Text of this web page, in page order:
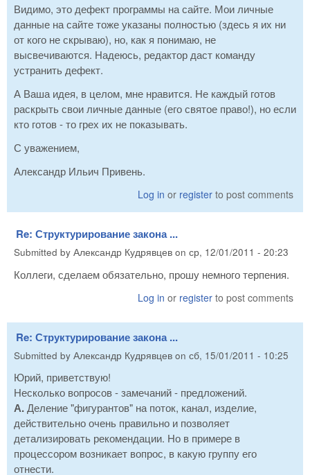
Видимо, это дефект программы на сайте. Мои личные
данные на сайте тоже указаны полностью (здесь я их ни
от кого не скрываю), но, как я понимаю, не
высвечиваются. Надеюсь, редактор даст команду
устранить дефект.
А Ваша идея, в целом, мне нравится. Не каждый готов
раскрыть свои личные данные (его святое право!), но если
кто готов - то грех их не показывать.
С уважением,
Александр Ильич Привень.
Log in or register to post comments
Re: Структурирование закона ...
Submitted by Александр Кудрявцев on ср, 12/01/2011 - 20:23
Коллеги, сделаем обязательно, прошу немного терпения.
Log in or register to post comments
Re: Структурирование закона ...
Submitted by Александр Кудрявцев on сб, 15/01/2011 - 10:25
Юрий, приветствую!
Несколько вопросов - замечаний - предложений.
А.Деление "фигурантов" на поток, канал, изделие,
действительно очень правильно и позволяет
детализировать рекомендации. Но в примере в
процессором возникает вопрос, в какую группу его
отнести.